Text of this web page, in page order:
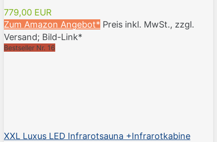
779,00 EUR
Zum Amazon Angebot* Preis inkl. MwSt., zzgl.
Versand; Bild-Link*
Bestseller Nr. 16
XXL Luxus LED Infrarotsauna +Infrarotkabine